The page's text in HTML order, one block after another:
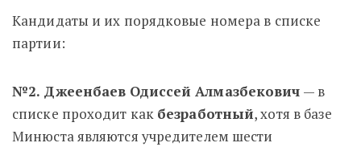
Кандидаты и их порядковые номера в списке
партии:
№2. Джеенбаев Одиссей Алмазбекович — в
списке проходит как безработный, хотя в базе
Минюста являются учредителем шести